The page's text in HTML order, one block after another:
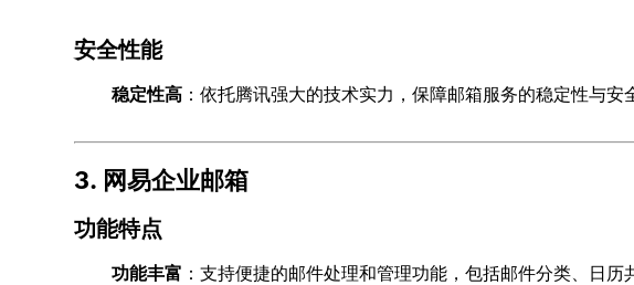
安全性能
稳定性高 ：依托腾讯强大的技术实力，保障邮箱服务的稳定性与安
3. 网易企业邮箱
功能特点
功能丰富 ：支持便捷的邮件处理和管理功能，包括邮件分类、日历